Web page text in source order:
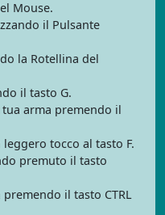
Mouse.
il Pulsante
la Rotellina del
il tasto G.
arma premendo il
tocco al tasto F.
premuto il tasto
il tasto CTRL